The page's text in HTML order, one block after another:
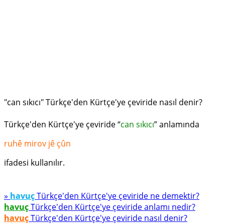
"can sıkıcı" Türkçe'den Kürtçe'ye çeviride nasıl denir?
Türkçe'den Kürtçe'ye çeviride “can sıkıcı” anlamında
ruhê mirov jê çûn
ifadesi kullanılır.
» havuçTürkçe'den Kürtçe'ye çeviride ne demektir?
havuçTürkçe'den Kürtçe'ye çeviride anlamı nedir?
havuçTürkçe'den Kürtçe'ye çeviride nasıl denir?